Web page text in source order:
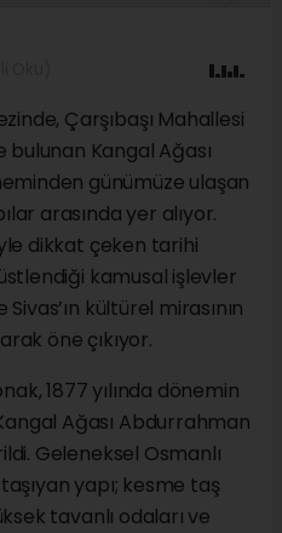
Çarşıbaşı Mahallesi
Kangal Ağası
günümüze ulaşan
arasında yer alıyor.
dikkat çeken tarihi
kamusal işlevler
kültürel mirasının
öne çıkıyor.
1877 yılında dönemin
Ağası Abdurrahman
Geleneksel Osmanlı
yapı; kesme taş
tavanlı odaları ve